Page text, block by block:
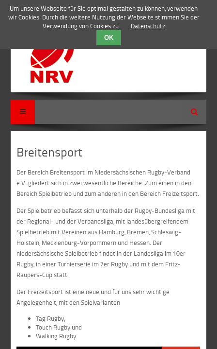
Suche
Breitensport
Der Bereich Breitensport im Niedersächsischen Rugby-Verband
e.V. gliedert sich in zwei wesentliche Bereiche. Zum einen in den
Bereich Spielbetrieb und zum anderen in den Bereich Freizeitsport.
Der Spielbetrieb befasst sich unterhalb der Rugby-Bundesliga mit
der Regional- und der Verbandsliga, mit landesübergreifendem
Spielbetrieb mit Vereinen aus Hamburg, Bremen, Schleswig-
Holstein, Mecklenburg-Vorpommern und Hessen. Der
niedersächsische Spielbetrieb findet in der Landesliga im 10er
Rugby, in einer Turnierserie im 7er Rugby und mit dem Fritz-
Raupers-Cup statt.
Der Freizeitsport ist eine neue und für uns sehr wichtige
Angelegenheit, mit den Spielvarianten
Tag Rugby,
Touch Rugby und
Walking Rugby.
Um unsere Webseite für Sie optimal gestalten zu können, verwenden
wir Cookies. Durch die weitere Nutzung der Webseite stimmen Sie der
Verwendung von Cookies zu.
Datenschutz
OK